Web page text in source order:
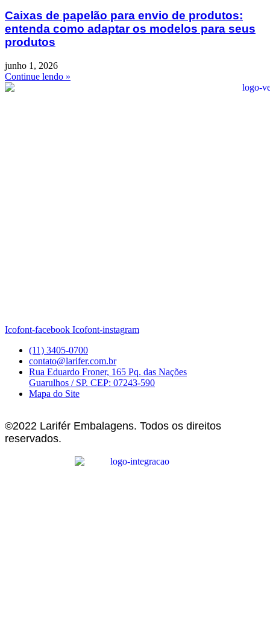
Caixas de papelão para envio de produtos:
entenda como adaptar os modelos para seus
produtos
junho 1, 2026
Continue lendo »
Icofont-facebook Icofont-instagram
(11) 3405-0700
contato@larifer.com.br
Rua Eduardo Froner, 165 Pq. das Nações
Guarulhos / SP. CEP: 07243-590
Mapa do Site
©2022 Larifér Embalagens. Todos os direitos
reservados.